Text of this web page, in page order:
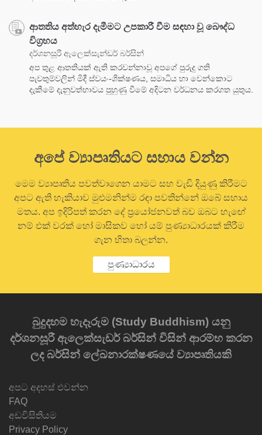
ආතතිය අත්හැර දැමීමට උපකාරී වීම සඳහා වූ බෞද්ධ
විග්‍රහය
දර්ශනසූරී ඇලෙක්සැන්ඩර් බර්සින්
අප තුළ ආතතියක් ඇති කරවන්නාවූ අපගේ පුරුදු ගති
පැවතුම්වලින් මිදී ස්වයං-ශික්ෂණය, සමාධිය හා වෙන්කොට
දැකීමේ දැනුවත්භාවය පුහුණු වීමේ අදිටන වර්ධනය කරගත යුතුය.
අපේ ව්‍යාපෘතියට සහාය වන්න
මෙම ව්‍යාපෘතිය පවත්වාගෙන යාමට සහ වැඩි දියුණු කිරීමට
අපට ඇති හැකියාව මුළුමනින්ම රඳා පවතින්නේ ඔබේ සහාය
මතය. අප ඉදිරිපත් කරන දේ ප්‍රයෝජනවත් බව ඔබට හැඟේ
නම් එක් වරක් හෝ මාසිකව හෝ යම් පුණ්‍යාධාරයක් කිරීම
ගැන හිතා බලන්න.
පුණ්‍යාධාරය
බුදුදහම හැදෑරුම (Study Buddhism) යනු
දර්ශනසූරී ඇලෙක්සැඩර් බර්සින් විසින් ආරම්භ කරන
ලද බර්සින් ලේඛනාරක්ෂණයේ ව්‍යාපෘතියකි
අපට අදහස් එවන්න
FAQ
අඩවිසිතියම
Privacy Policy